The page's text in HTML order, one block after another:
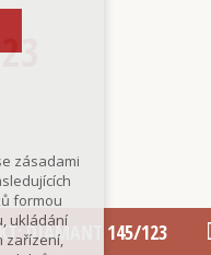
DIAMANT 145/123
apod.
zásadami
formou
ukládání
zařízení,